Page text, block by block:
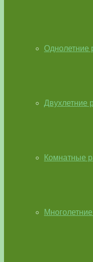
Однолетние
Двухлетние
Комнатные